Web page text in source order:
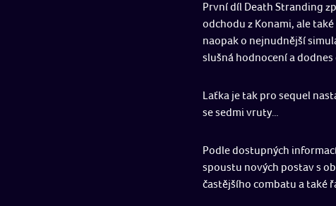
První díl Death Stranding
odchodu z Konami, ale
naopak o nejnudnější
slušná hodnocení a
Laťka je tak pro sequel
se sedmi vruty…
Podle dostupných
spoustu nových postav s
častějšího combatu a také